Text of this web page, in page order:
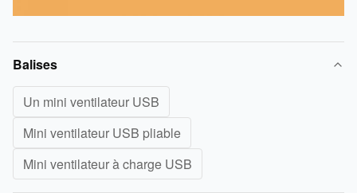
Balises
Un mini ventilateur USB
Mini ventilateur USB pliable
Mini ventilateur à charge USB